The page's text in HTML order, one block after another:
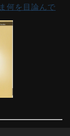
何を目論んで